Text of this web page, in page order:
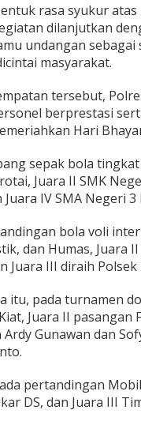
rasa syukur
dilanjutkan
undangan
masyarakat.
tersebut,
berprestasi
Hari
sepak bola
Juara II SMK
Juara IV SMA Negeri
bola voli
dan Humas, Juara
Juara III diraih
itu, pada turnamen
Juara II pasangan
Ardy Gunawan dan
pertandingan
DS, dan Juara III